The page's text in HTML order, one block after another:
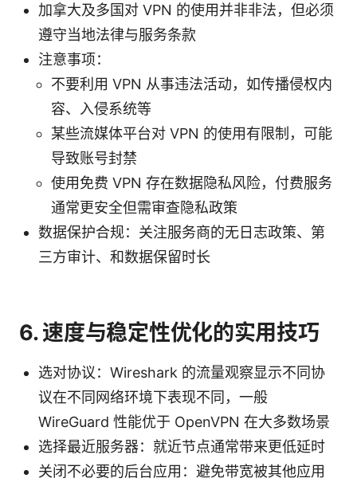
加拿大及多国对 VPN 的使用并非非法，但必须
遵守当地法律与服务条款
注意事项：
不要利用 VPN 从事违法活动，如传播侵权内
容、入侵系统等
某些流媒体平台对 VPN 的使用有限制，可能
导致账号封禁
使用免费 VPN 存在数据隐私风险，付费服务
通常更安全但需审查隐私政策
数据保护合规：关注服务商的无日志政策、第
三方审计、和数据保留时长
6. 速度与稳定性优化的实用技巧
选对协议：Wireshark 的流量观察显示不同协
议在不同网络环境下表现不同，一般
WireGuard 性能优于 OpenVPN 在大多数场景
选择最近服务器：就近节点通常带来更低延时
关闭不必要的后台应用：避免带宽被其他应用